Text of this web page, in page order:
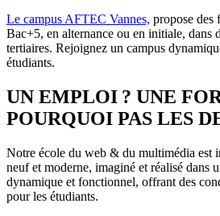
Le campus AFTEC Vannes, propose des
Bac+5, en alternance ou en initiale, dans
tertiaires. Rejoignez un campus
étudiants.
UN EMPLOI ? UNE
POURQUOI PAS LES
Notre école du web & du multimédia est
neuf et moderne, imaginé et réalisé dans
dynamique et fonctionnel, offrant des
pour les étudiants.